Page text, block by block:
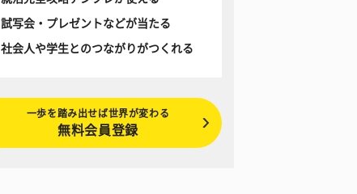
試写会・プレゼントなどが当たる
社会人や学生とのつながりがつくれる
一歩を踏み出せば世界が変わる
無料会員登録